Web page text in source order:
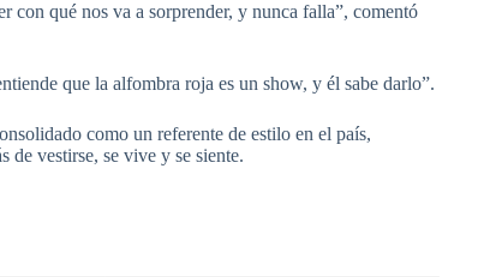
con qué nos va a sorprender, y nunca falla”, comentó
que la alfombra roja es un show, y él sabe darlo”.
como un referente de estilo en el país,
de vestirse, se vive y se siente.